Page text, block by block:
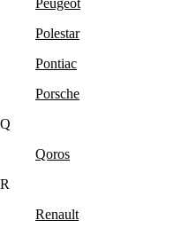
Polestar
Pontiac
Porsche
Q
Qoros
R
Renault